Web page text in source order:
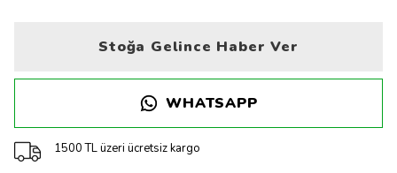
Stoğa Gelince Haber Ver
WHATSAPP
1500 TL üzeri ücretsiz kargo